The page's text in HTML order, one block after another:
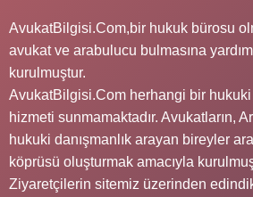
AvukatBilgisi.Com,bir hukuk bürosu
avukat ve arabulucu bulmasına
kurulmuştur.
AvukatBilgisi.Com herhangi bir hukuki
hizmeti sunmamaktadır. Avukatların,
hukuki danışmanlık arayan bireyler
köprüsü oluşturmak amacıyla
Ziyaretçilerin sitemiz üzerinden